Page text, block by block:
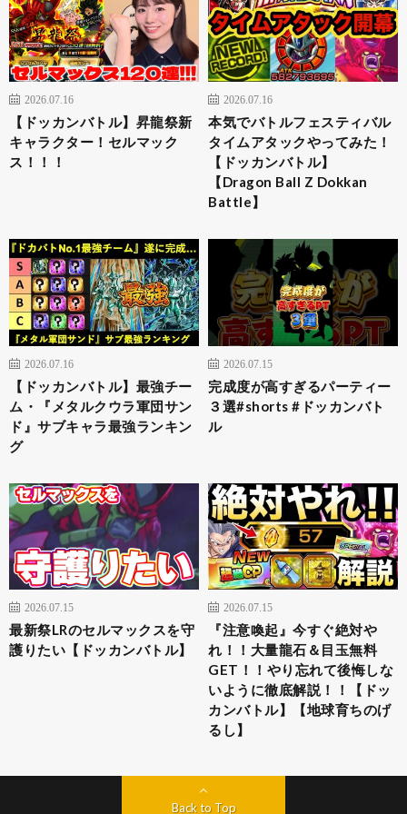
2026.07.16
【ドッカンバトル】昇龍祭新
キャラクター！セルマック
ス！！！
2026.07.16
本気でバトルフェスティバル
タイムアタックやってみた！
【ドッカンバトル】
【Dragon Ball Z Dokkan
Battle】
2026.07.16
【ドッカンバトル】最強チー
ム・『メタルクウラ軍団サン
ド』サブキャラ最強ランキン
グ
2026.07.15
完成度が高すぎるパーティー
３選#shorts #ドッカンバト
ル
2026.07.15
最新祭LRのセルマックスを守
護りたい【ドッカンバトル】
2026.07.15
『注意喚起』今すぐ絶対や
れ！！大量龍石＆目玉無料
GET！！やり忘れて後悔しな
いように徹底解説！！【ドッ
カンバトル】【地球育ちのげ
るし】
Back to Top